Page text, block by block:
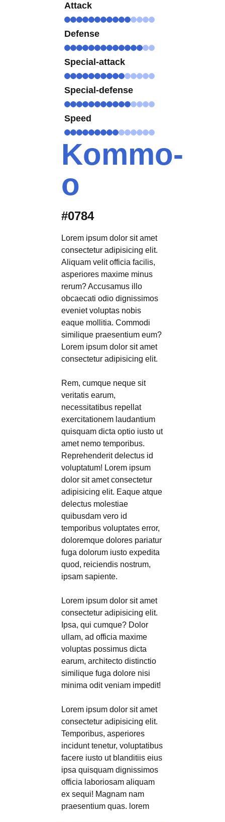
Attack
Defense
Special-attack
Special-defense
Speed
Kommo-
o
#0784
Lorem ipsum dolor sit amet
consectetur adipisicing elit.
Aliquam velit officia facilis,
asperiores maxime minus
rerum? Accusamus illo
obcaecati odio dignissimos
eveniet voluptas nobis
eaque mollitia. Commodi
similique praesentium eum?
Lorem ipsum dolor sit amet
consectetur adipisicing elit.
Rem, cumque neque sit
veritatis earum,
necessitatibus repellat
exercitationem laudantium
quisquam dicta optio iusto ut
amet nemo temporibus.
Reprehenderit delectus id
voluptatum! Lorem ipsum
dolor sit amet consectetur
adipisicing elit. Eaque atque
delectus molestiae
quibusdam vero id
temporibus voluptates error,
doloremque dolores pariatur
fuga dolorum iusto expedita
quod, reiciendis nostrum,
ipsam sapiente.
Lorem ipsum dolor sit amet
consectetur adipisicing elit.
Ipsa, qui cumque? Dolor
ullam, ad officia maxime
voluptas possimus dicta
earum, architecto distinctio
similique fuga dolore nisi
minima odit veniam impedit!
Lorem ipsum dolor sit amet
consectetur adipisicing elit.
Temporibus, asperiores
incidunt tenetur, voluptatibus
facere iusto ut blanditiis eius
ipsa quisquam dignissimos
officia laboriosam aliquam
ex sequi! Magnam nam
praesentium quas. lorem